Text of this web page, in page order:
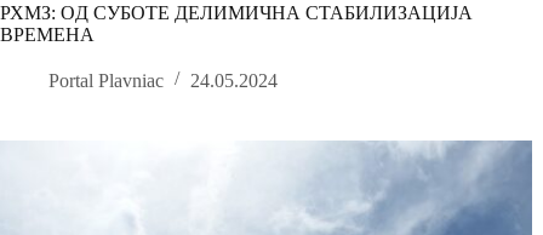
РХМЗ: OД СУБОТЕ ДЕЛИМИЧНА СТАБИЛИЗАЦИЈА
ВРЕМЕНА
Portal Plavniac 24.05.2024